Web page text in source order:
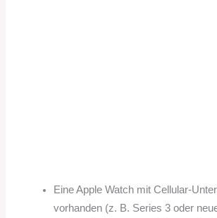
Eine Apple Watch mit Cellular-
vorhanden (z. B. Series 3 oder